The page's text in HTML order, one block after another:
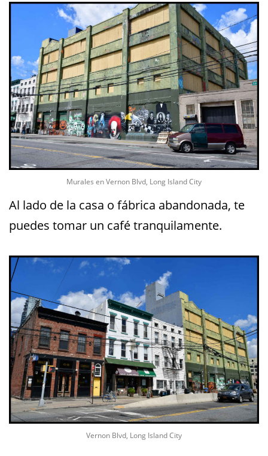
Murales en Vernon Blvd, Long Island City
Al lado de la casa o fábrica abandonada, te
puedes tomar un café tranquilamente.
Vernon Blvd, Long Island City